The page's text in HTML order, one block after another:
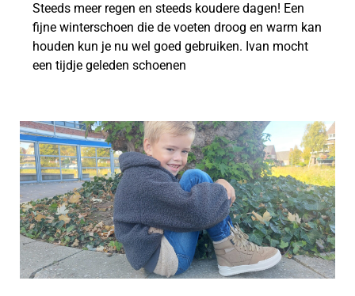
Steeds meer regen en steeds koudere dagen! Een
fijne winterschoen die de voeten droog en warm kan
houden kun je nu wel goed gebruiken. Ivan mocht
een tijdje geleden schoenen